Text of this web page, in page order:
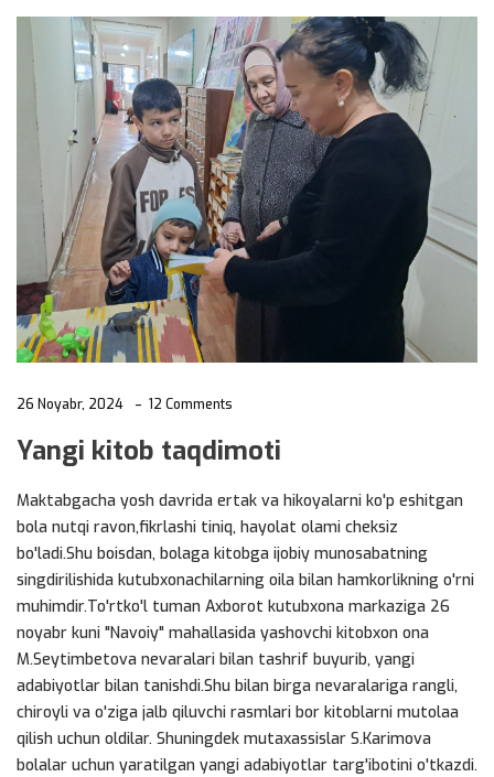
26 Noyabr, 2024 12 Comments
Yangi kitob taqdimoti
Maktabgacha yosh davrida ertak va hikoyalarni ko'p eshitgan
bola nutqi ravon,fikrlashi tiniq, hayolat olami cheksiz
bo'ladi.Shu boisdan, bolaga kitobga ijobiy munosabatning
singdirilishida kutubxonachilarning oila bilan hamkorlikning o'rni
muhimdir.To'rtko'l tuman Axborot kutubxona markaziga 26
noyabr kuni "Navoiy" mahallasida yashovchi kitobxon ona
M.Seytimbetova nevaralari bilan tashrif buyurib, yangi
adabiyotlar bilan tanishdi.Shu bilan birga nevaralariga rangli,
chiroyli va o'ziga jalb qiluvchi rasmlari bor kitoblarni mutolaa
qilish uchun oldilar. Shuningdek mutaxassislar S.Karimova
bolalar uchun yaratilgan yangi adabiyotlar targ'ibotini o'tkazdi.